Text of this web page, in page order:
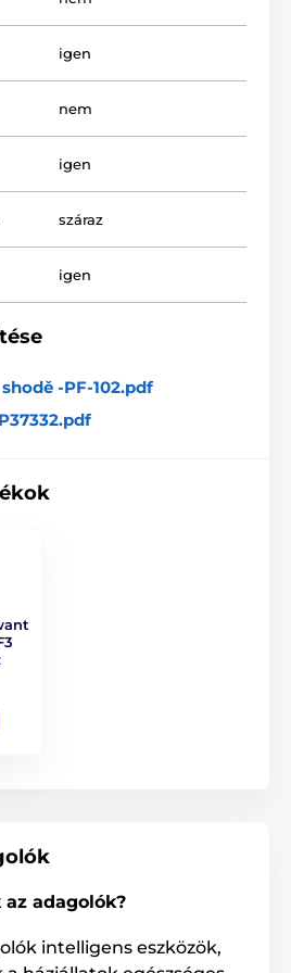
beállítással
száraztápra
letölthető!
tápegységként
-
igen
nem
igen
száraz
igen
-PF-102.pdf
adagolók?
intelligens eszközök,